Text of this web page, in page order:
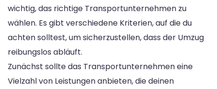
wichtig, das richtige Transportunternehmen zu
wählen. Es gibt verschiedene Kriterien, auf die du
achten solltest, um sicherzustellen, dass der Umzug
reibungslos abläuft.
Zunächst sollte das Transportunternehmen eine
Vielzahl von Leistungen anbieten, die deinen